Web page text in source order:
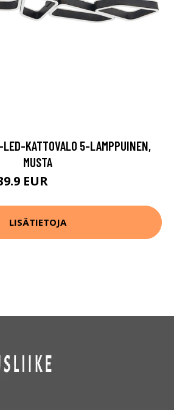
LED-KATTOVALO 5-LAMPPUINEN,
MUSTA
EUR
LISÄTIETOJA